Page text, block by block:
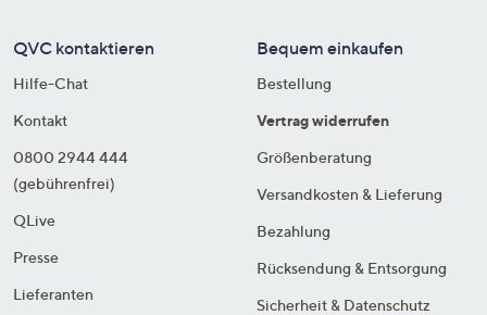
QVC kontaktieren
Hilfe-Chat
Kontakt
0800 2944 444
(gebührenfrei)
QLive
Presse
Lieferanten
Bequem einkaufen
Bestellung
Vertrag widerrufen
Größenberatung
Versandkosten & Lieferung
Bezahlung
Rücksendung & Entsorgung
Sicherheit & Datenschutz